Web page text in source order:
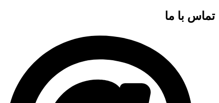
تماس با ما